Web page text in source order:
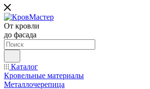
От кровли
до фасада
Каталог
Кровельные материалы
Металлочерепица